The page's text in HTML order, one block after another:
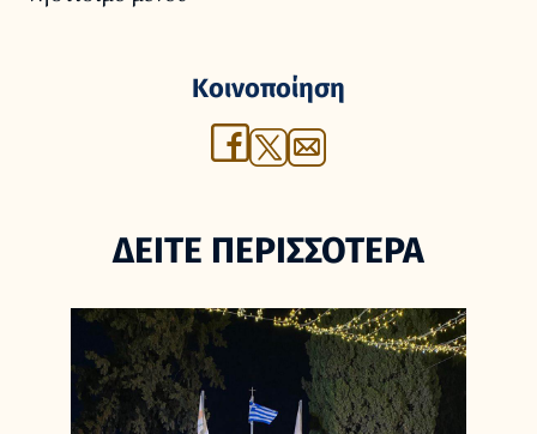
Κοινοποίηση
ΔΕΙΤΕ ΠΕΡΙΣΣΟΤΕΡΑ